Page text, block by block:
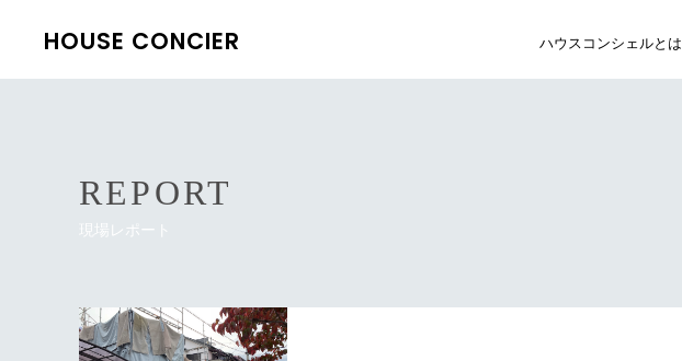
HOUSE CONCIER ハウスコンシェルとは
ABOUT
REPORT
現場レポート